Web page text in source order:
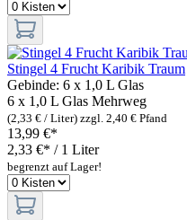
Stingel 4 Frucht Karibik Traum
Gebinde: 6 x 1,0 L Glas
6 x 1,0 L Glas Mehrweg
(2,33 € / Liter) zzgl. 2,40 € Pfand
13,99 €*
2,33 €* / 1 Liter
begrenzt auf Lager!